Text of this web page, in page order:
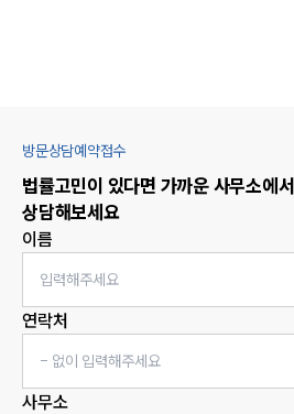
방문상담예약접수
법률고민이 있다면 가까운 사무소에서
상담해보세요
이름
연락처
사무소